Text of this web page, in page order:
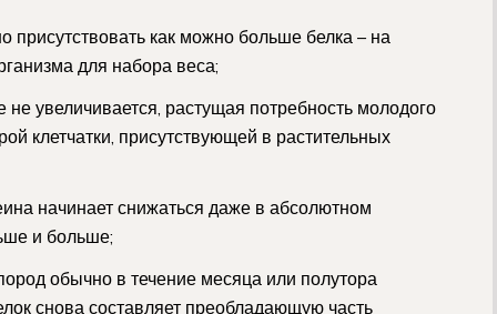
как можно больше белка – на
для набора веса;
увеличивается, растущая потребность молодого
клетчатки, присутствующей в растительных
начинает снижаться даже в абсолютном
и больше;
обычно в течение месяца или полутора
снова составляет преобладающую часть